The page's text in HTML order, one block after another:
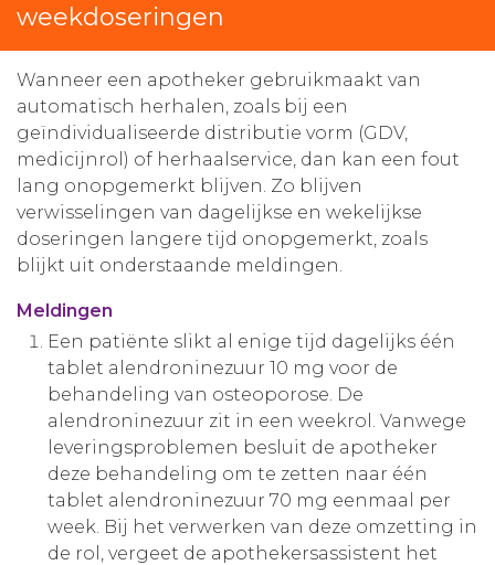
Actueel
Contact
Winkelwagentje
Aanmelden nieuwsbrief
Inloggen
weekdoseringen
Wanneer een apotheker gebruikmaakt van
automatisch herhalen, zoals bij een
geïndividualiseerde distributie vorm (GDV,
medicijnrol) of herhaalservice, dan kan een fout
lang onopgemerkt blijven. Zo blijven
verwisselingen van dagelijkse en wekelijkse
doseringen langere tijd onopgemerkt, zoals
blijkt uit onderstaande meldingen.
Meldingen
Een patiënte slikt al enige tijd dagelijks één
tablet alendroninezuur 10 mg voor de
behandeling van osteoporose. De
alendroninezuur zit in een weekrol. Vanwege
leveringsproblemen besluit de apotheker
deze behandeling om te zetten naar één
tablet alendroninezuur 70 mg eenmaal per
week. Bij het verwerken van deze omzetting in
de rol, vergeet de apothekersassistent het